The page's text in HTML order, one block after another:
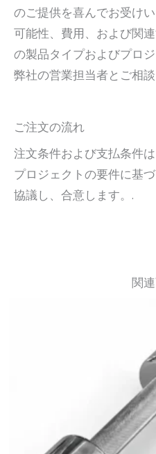
のご提供を喜んでお受け
可能性、費用、および関
の製品タイプおよびプロ
弊社の営業担当者とご相
ご注文の流れ
注文条件および支払条件
プロジェクトの要件に基
協議し、合意します。.
関